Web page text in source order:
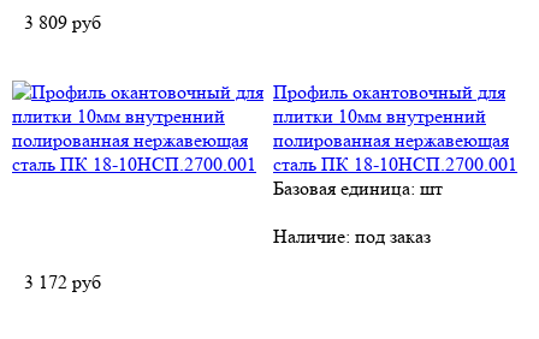
3 809 руб
Профиль окантовочный для
плитки 10мм внутренний
полированная нержавеющая
сталь ПК 18-10НСП.2700.001
Базовая единица: шт
Наличие: под заказ
3 172 руб